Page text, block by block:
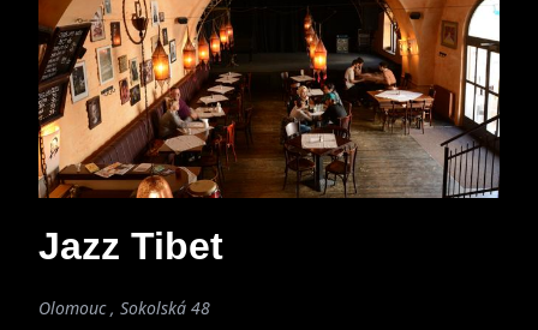
Jazz Tibet
Olomouc , Sokolská 48